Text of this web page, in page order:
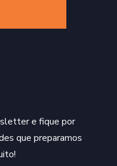
e fique por
que preparamos